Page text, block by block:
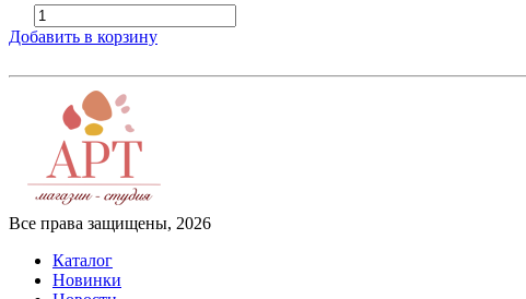
Добавить в корзину
Все права защищены, 2026
Каталог
Новинки